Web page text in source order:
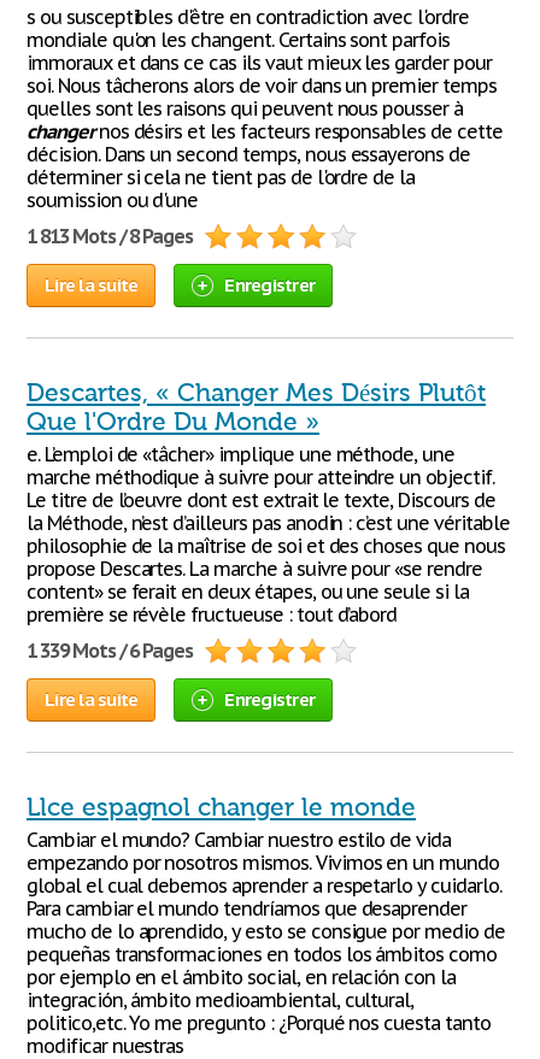
s ou susceptibles d'être en contradiction avec l'ordre
mondiale qu'on les changent. Certains sont parfois
immoraux et dans ce cas ils vaut mieux les garder pour
soi. Nous tâcherons alors de voir dans un premier temps
quelles sont les raisons qui peuvent nous pousser à
changernos désirs et les facteurs responsables de cette
décision. Dans un second temps, nous essayerons de
déterminer si cela ne tient pas de l'ordre de la
soumission ou d'une
1 813 Mots / 8 Pages
Lire la suite Enregistrer
Descartes, « Changer Mes Désirs Plutôt
Que l'Ordre Du Monde »
e. L’emploi de «tâcher» implique une méthode, une
marche méthodique à suivre pour atteindre un objectif.
Le titre de l’oeuvre dont est extrait le texte, Discours de
la Méthode, n’est d’ailleurs pas anodin : c’est une véritable
philosophie de la maîtrise de soi et des choses que nous
propose Descartes. La marche à suivre pour «se rendre
content» se ferait en deux étapes, ou une seule si la
première se révèle fructueuse : tout d’abord
1 339 Mots / 6 Pages
Lire la suite Enregistrer
Llce espagnol changer le monde
Cambiar el mundo? Cambiar nuestro estilo de vida
empezando por nosotros mismos. Vivimos en un mundo
global el cual debemos aprender a respetarlo y cuidarlo.
Para cambiar el mundo tendríamos que desaprender
mucho de lo aprendido, y esto se consigue por medio de
pequeñas transformaciones en todos los ámbitos como
por ejemplo en el ámbito social, en relación con la
integración, ámbito medioambiental, cultural,
politico,etc. Yo me pregunto : ¿Porqué nos cuesta tanto
modificar nuestras